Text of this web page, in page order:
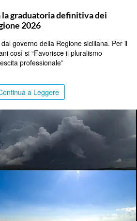
graduatoria definitiva dei
2026
governo della Regione siciliana. Per il
così si “Favorisce il pluralismo
professionale”
a Leggere